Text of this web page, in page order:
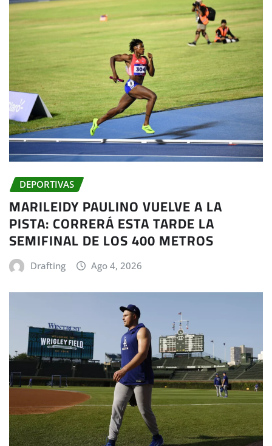
DEPORTIVAS
MARILEIDY PAULINO VUELVE A LA
PISTA: CORRERÁ ESTA TARDE LA
SEMIFINAL DE LOS 400 METROS
Drafting Ago 4, 2026